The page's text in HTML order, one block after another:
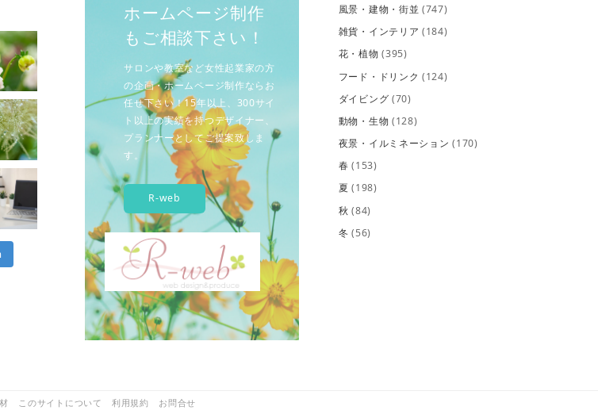
ホームページ制作
もご相談下さい！
サロンや教室など女性起業家の方
の企画・ホームページ制作ならお
任せ下さい！15年以上、300サイ
ト以上の実績を持つデザイナー、
プランナーとしてご提案致しま
す。
R-web
風景・建物・街並 (747)
雑貨・インテリア (184)
花・植物 (395)
フード・ドリンク (124)
ダイビング (70)
動物・生物 (128)
夜景・イルミネーション (170)
春 (153)
夏 (198)
秋 (84)
冬 (56)
このサイトについて 利用規約 お問合せ